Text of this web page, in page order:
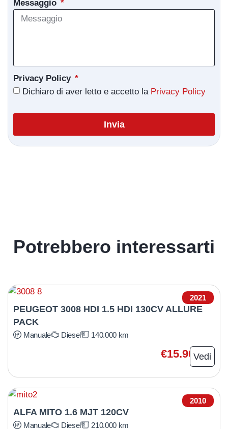
Messaggio
Privacy Policy
Dichiaro di aver letto e accetto la Privacy Policy
Invia
Potrebbero interessarti
PEUGEOT 3008 HDI 1.5 HDI 130CV ALLURE
PACK
Manuale Diesel 140.000 km
€15.900Vedi
2021
ALFA MITO 1.6 MJT 120CV
Manuale Diesel 210.000 km
2010